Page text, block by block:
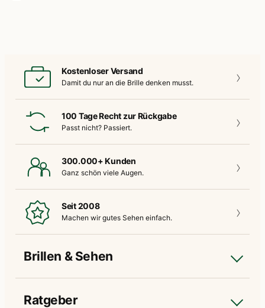
Kostenloser Versand
Damit du nur an die Brille denken musst.
100 Tage Recht zur Rückgabe
Passt nicht? Passiert.
300.000+ Kunden
Ganz schön viele Augen.
Seit 2008
Machen wir gutes Sehen einfach.
Brillen & Sehen
Ratgeber